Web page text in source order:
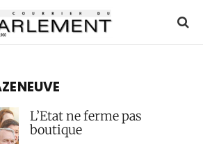
L’Etat ne ferme pas
boutique